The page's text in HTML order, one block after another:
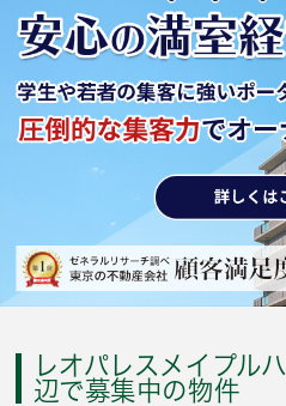
レオパレスメイプル
辺で募集中の物件